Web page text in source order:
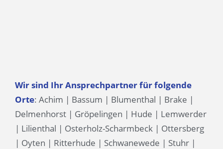
Wir sind Ihr Ansprechpartner für folgende
Orte: Achim | Bassum | Blumenthal | Brake |
Delmenhorst | Gröpelingen | Hude | Lemwerder
| Lilienthal | Osterholz-Scharmbeck | Ottersberg
| Oyten | Ritterhude | Schwanewede | Stuhr |